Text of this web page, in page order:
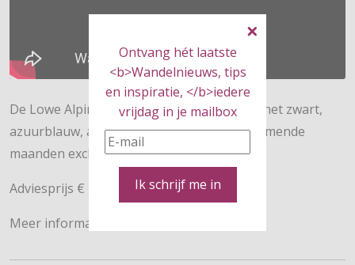
Ontvang hét laatste
<b>Wandelnieuws, tips
en inspiratie, </b>iedere
vrijdag in je mailbox
Ik schrijf me in
De Lowe Alpine Nijmegen 6 is leverbaar in het zwart,
azuurblauw, aubergine en rood en is de komende
maanden exclusief bij Bever te koop.
Adviesprijs € 59,95
Meer informatie vind je op